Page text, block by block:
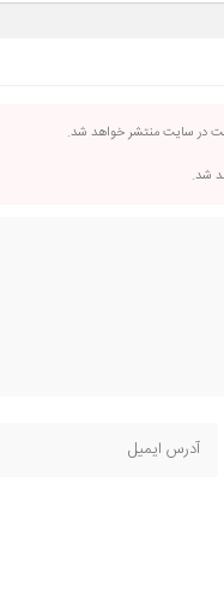
در سایت منتشر خواهد شد.
شد.